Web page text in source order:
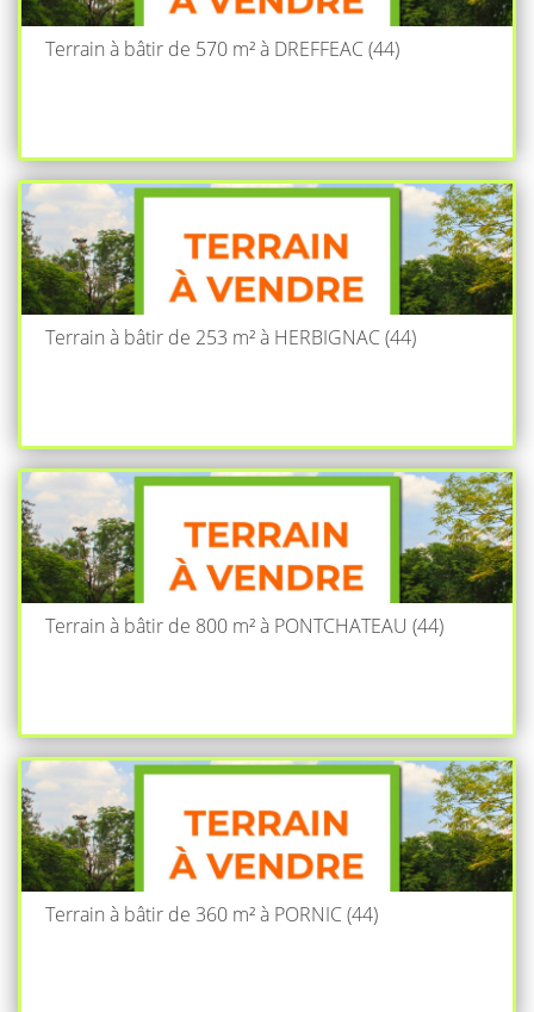
Terrain à bâtir de 570 m² à DREFFEAC (44)
Terrain à bâtir de 253 m² à HERBIGNAC (44)
Terrain à bâtir de 800 m² à PONTCHATEAU (44)
Terrain à bâtir de 360 m² à PORNIC (44)